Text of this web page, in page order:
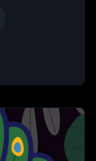
설팅을 받
하고 계신